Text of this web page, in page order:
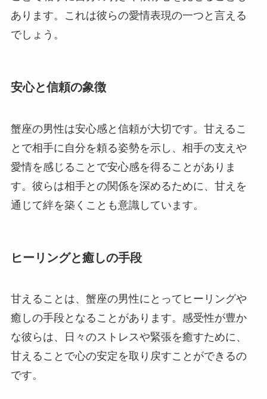
あります。これは彼らの愛情表現の一つと言える
でしょう。
安心と信頼の象徴
蟹座の男性は安心感と信頼が大切です。甘えるこ
とで相手に自分を頼る姿勢を示し、相手の支えや
愛情を感じることで安心感を得ることがありま
す。彼らは相手との関係を深めるために、甘えを
通じて絆を築くことも意識しています。
ヒーリングと癒しの手段
甘えることは、蟹座の男性にとってヒーリングや
癒しの手段となることがあります。感受性が豊か
な彼らは、日々のストレスや緊張を癒すために、
甘えることで心の安定を取り戻すことができるの
です。